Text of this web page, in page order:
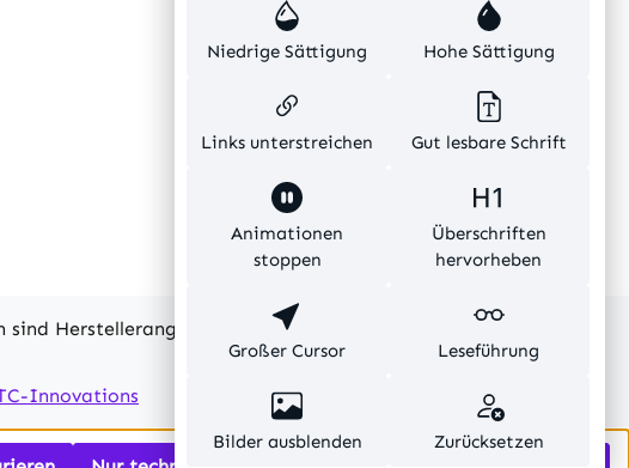
Herstellerangaben und ohne Gewähr.
Innovations
Niedrige Sättigung Hohe Sättigung
Links unterstreichen Gut lesbare Schrift
Animationen
stoppen
Überschriften
hervorheben
Großer Cursor Leseführung
Bilder ausblenden Zurücksetzen